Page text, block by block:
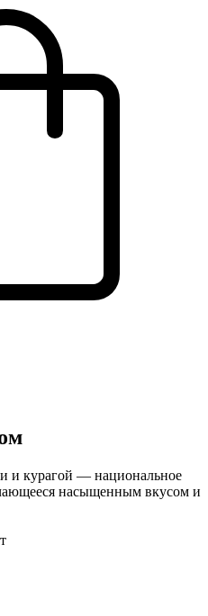
и курагой — национальное
насыщенным вкусом и